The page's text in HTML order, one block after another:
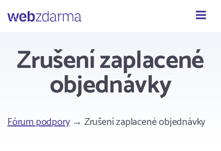
Webzdarma
Zrušení zaplacené
objednávky
Fórum podpory→ Zrušení zaplacené objednávky